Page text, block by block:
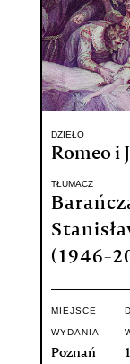
DZIEŁO
Romeo i
TŁUMACZ
(1946-
MIEJSCE
WYDANIA
Poznań